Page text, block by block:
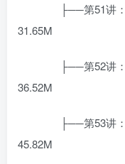
├──第51讲：
31.65M
├──第52讲：
36.52M
├──第53讲：
45.82M